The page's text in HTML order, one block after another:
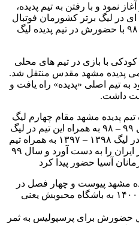
نمود و با رفتن به تیم پدیده،
در لیگ برتر کشورمان فوتبال
را تجرب کند، او همچنین در سال ۹۸ با حضورش در تیم پدیده لیگ
با بازی در تیم های محلی
پدیده مشهد مقدس منتقل شد.
وقتی ۲۲ ساله بود به تیم اصلی «پدیده» راه یافت و
– ۱۳۹۷ به همراه تیم پدیده مشهد مقام چهارم لیگ
برتر ایران را به دست آورد و سال ۹۹ – ۹۸ به همراه این تیم در لیگ
قهرمانان آسیا حضور پیدا کرد.او در لیگ ۱۳۹۸ – ۱۳۹۷ به همراه تیم
پدیده مشهد مقام چهارم لیگ برتر ایران را به دست آورد و سال ۹۹
پدیده مشهد پیوست و چهار فصل در
این تیم جضور داشت سال ۱۴۰۰ به باشگاه محبوبش یعنی
حضورش برای پرسپولیس به ثمر